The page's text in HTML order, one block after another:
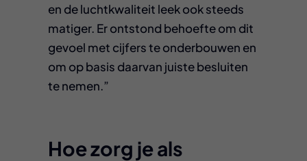
en de luchtkwaliteit leek ook steeds
matiger. Er ontstond behoefte om dit
gevoel met cijfers te onderbouwen en
om op basis daarvan juiste besluiten
te nemen.”
Hoe zorg je als